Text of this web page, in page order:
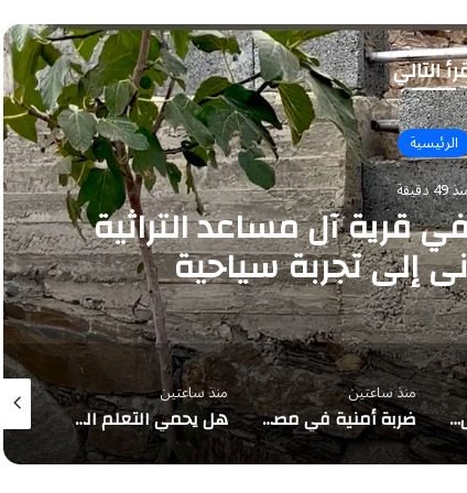
التالي
الرئيسية
دقيقة
قرية آل مساعد التراثية
إلى تجربة سياحية
وزارة الرياضة تُكمل تطوير ملعب جامعة الأميرة نورة استعداداً لكأس آسيا 2027 وكأس العالم 2034
منذ ساعتين
ضربة أمنية في مصر تُسقط 4 عناصر خطرة وتضبط 350 كجم مخدرات و134 سلاحًا
منذ ساعتين
هل يحمي التعلم المستمر من الزهايمر؟.. دراسة تكشف تراجع الخطر 38%
منذ 3 ساعات